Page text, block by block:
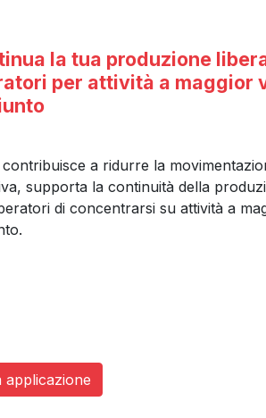
la tua produzione
per attività a maggior
contribuisce a ridurre la
supporta la continuità della
di concentrarsi su attività a
applicazione